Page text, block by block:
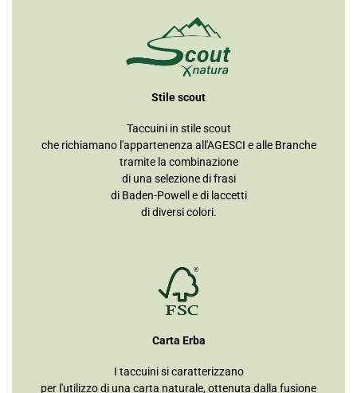
Stile scout
Taccuini in stile scout
che richiamano l'appartenenza all'AGESCI e alle Branche
tramite la combinazione
di una selezione di frasi
di Baden-Powell e di laccetti
di diversi colori.
Carta Erba
I taccuini si caratterizzano
per l'utilizzo di una carta naturale, ottenuta dalla fusione